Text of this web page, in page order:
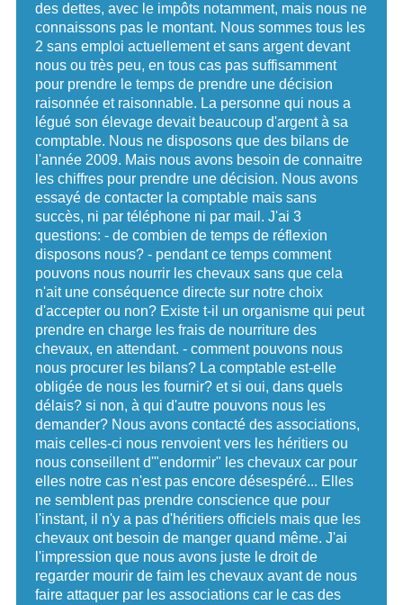
des dettes, avec le impôts notamment, mais nous ne
connaissons pas le montant. Nous sommes tous les
2 sans emploi actuellement et sans argent devant
nous ou très peu, en tous cas pas suffisamment
pour prendre le temps de prendre une décision
raisonnée et raisonnable. La personne qui nous a
légué son élevage devait beaucoup d'argent à sa
comptable. Nous ne disposons que des bilans de
l'année 2009. Mais nous avons besoin de connaitre
les chiffres pour prendre une décision. Nous avons
essayé de contacter la comptable mais sans
succès, ni par téléphone ni par mail. J'ai 3
questions: - de combien de temps de réflexion
disposons nous? - pendant ce temps comment
pouvons nous nourrir les chevaux sans que cela
n'ait une conséquence directe sur notre choix
d'accepter ou non? Existe t-il un organisme qui peut
prendre en charge les frais de nourriture des
chevaux, en attendant. - comment pouvons nous
nous procurer les bilans? La comptable est-elle
obligée de nous les fournir? et si oui, dans quels
délais? si non, à qui d'autre pouvons nous les
demander? Nous avons contacté des associations,
mais celles-ci nous renvoient vers les héritiers ou
nous conseillent d'"endormir" les chevaux car pour
elles notre cas n'est pas encore désespéré... Elles
ne semblent pas prendre conscience que pour
l'instant, il n'y a pas d'héritiers officiels mais que les
chevaux ont besoin de manger quand même. J'ai
l'impression que nous avons juste le droit de
regarder mourir de faim les chevaux avant de nous
faire attaquer par les associations car le cas des